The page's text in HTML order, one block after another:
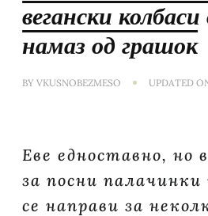
вегански
намаз од грашок
BYVKUSNOBEZMESO UPDATED
Еве едноставно, но
за посни
се направи за